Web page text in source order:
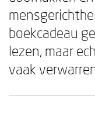
boekcadeau
lezen, maar
vaak